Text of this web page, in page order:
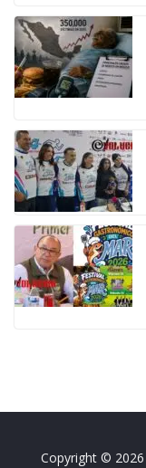
Copyright © 2026